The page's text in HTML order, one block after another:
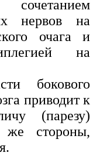
сочетанием
нервов на
очага и
на
бокового
приводит к
(парезу)
же стороны,